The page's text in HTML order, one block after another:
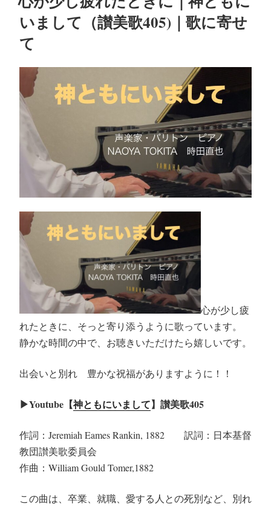
日:
いまして（讃美歌405)｜歌に寄せ
て
心が少し疲
れたときに、そっと寄り添うように歌っています。
静かな時間の中で、お聴きいただけたら嬉しいです。
出会いと別れ 豊かな祝福がありますように！！
▶︎Youtube【神ともにいまして】讃美歌405
作詞：Jeremiah Eames Rankin, 1882 訳詞：日本基督
教団讃美歌委員会
作曲：William Gould Tomer,1882
この曲は、卒業、就職、愛する人との死別など、別れ